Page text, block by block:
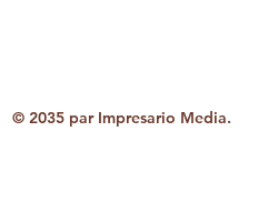
© 2035 par Impresario Media.